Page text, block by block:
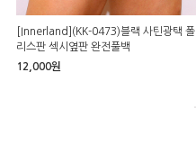
[Innerland](KK-0473)블랙 사틴광택 폴
리스판 섹시옆판 완전풀백
12,000원